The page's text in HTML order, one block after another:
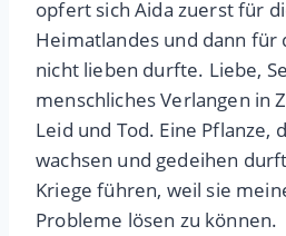
opfert sich Aida zuerst für
Heimatlandes und dann für
nicht lieben durfte. Liebe,
menschliches Verlangen in
Leid und Tod. Eine Pflanze,
wachsen und gedeihen
Kriege führen, weil sie
Probleme lösen zu können.